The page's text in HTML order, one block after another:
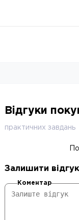
Відгуки
практичних завдань
Залишити відгук
Коментар